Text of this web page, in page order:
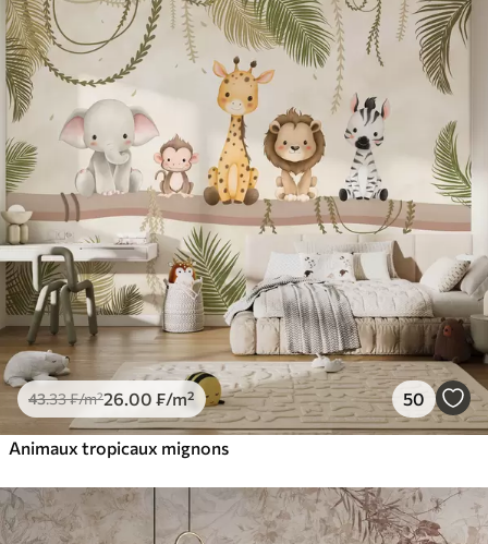
43.33₣/m²26 .00 ₣/m² 50
Animaux tropicaux mignons